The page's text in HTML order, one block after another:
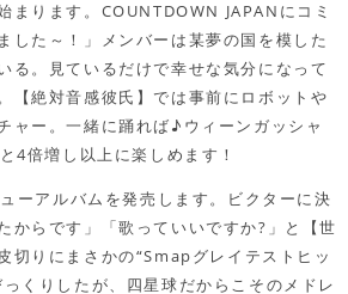
まります。COUNTDOWN JAPANにコミ
した～！」メンバーは某夢の国を模した
る。見ているだけで幸せな気分になって
【絶対音感彼氏】では事前にロボットや
ャー。一緒に踊れば♪ウィーンガッシャ
4倍増し以上に楽しめます！
ーアルバムを発売します。ビクターに決
からです」「歌っていいですか?」と【世
切りにまさかの“Smapグレイテストヒッ
くりしたが、四星球だからこそのメドレ